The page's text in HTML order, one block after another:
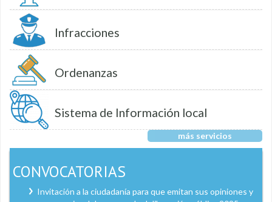
Infracciones
Ordenanzas
Sistema de Información local
más servicios
CONVOCATORIAS
Invitación a la ciudadanía para que emitan sus opiniones y